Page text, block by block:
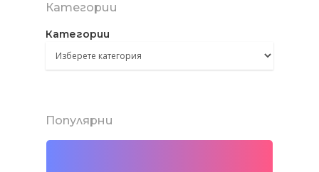
Категории
Категории
Популярни